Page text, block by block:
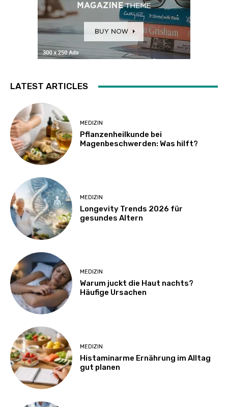
LATEST ARTICLES
MEDIZIN
Pflanzenheilkunde bei
Magenbeschwerden: Was hilft?
MEDIZIN
Longevity Trends 2026 für
gesundes Altern
MEDIZIN
Warum juckt die Haut nachts?
Häufige Ursachen
MEDIZIN
Histaminarme Ernährung im Alltag
gut planen